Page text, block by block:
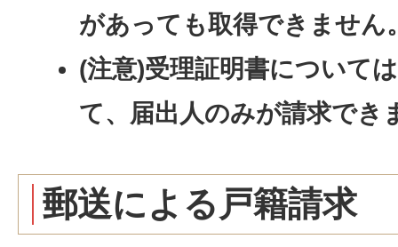
があっても取得できません
(注意)受理証明書について
て、届出人のみが請求でき
郵送による戸籍請求